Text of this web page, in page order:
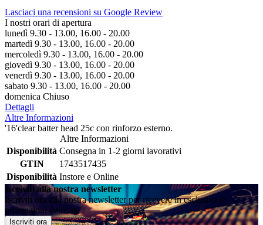
Lasciaci una recensioni su Google Review
I nostri orari di apertura
lunedì 9.30 - 13.00, 16.00 - 20.00
martedì 9.30 - 13.00, 16.00 - 20.00
mercoledì 9.30 - 13.00, 16.00 - 20.00
giovedì 9.30 - 13.00, 16.00 - 20.00
venerdì 9.30 - 13.00, 16.00 - 20.00
sabato 9.30 - 13.00, 16.00 - 20.00
domenica Chiuso
Dettagli
Altre Informazioni
'16'clear batter head 25c con rinforzo esterno.
Altre Informazioni
Disponibilità Consegna in 1-2 giorni lavorativi
GTIN
1743517435
Disponibilità Instore e Online
Iscriviti alla nostra newsletter
Iscriviti ora alla nostra newsletter per ricevere in esclusiva le
promozioni dedicate
Iscriviti ora